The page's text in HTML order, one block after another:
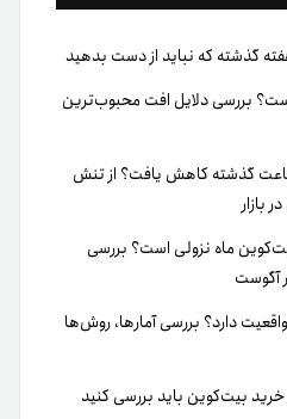
بررسی دلایل افت محبوب‌ترین
قیمت رمزارزها در ۲۴ ساعت گذشته کاهش یافت؟ از تنش
بازار
ماه نزولی است؟ بررسی
آگوست
دارد؟ بررسی آمارها، روش‌ها